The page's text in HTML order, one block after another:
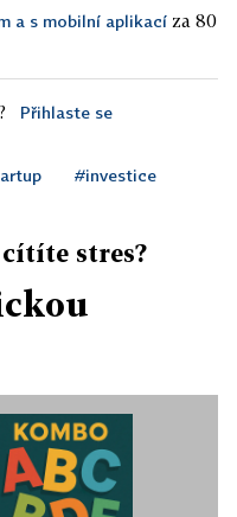
a s mobilní aplikací za 80
Přihlaste se
#investice
cítíte stres?